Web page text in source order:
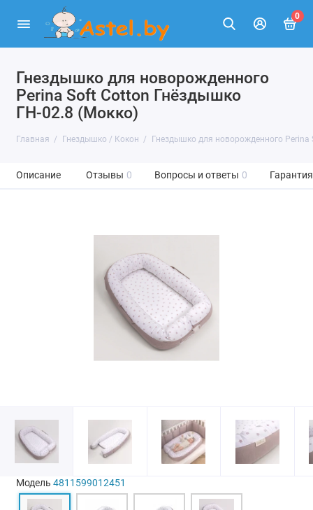
0
Гнездышко для новорожденного
Perina Soft Cotton Гнёздышко
ГН-02.8 (Мокко)
Главная Гнездышко / Кокон Гнездышко для новорожденного
Описание Отзывы 0 Вопросы и ответы 0 Гарантия
Модель 4811599012451